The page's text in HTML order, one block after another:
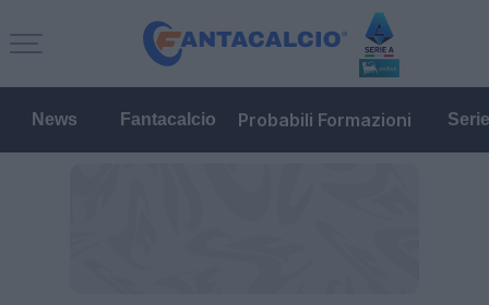
News Fantacalcio Probabili Formazioni